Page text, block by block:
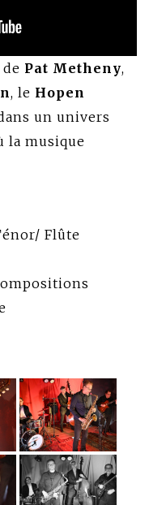
Pat Metheny,
, le Hopen
un univers
la musique
Flûte